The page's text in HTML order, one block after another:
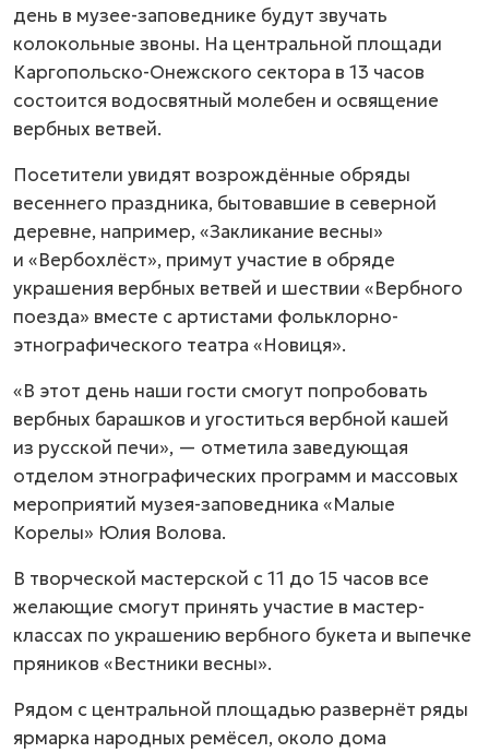
день в музее-заповеднике будут звучать
колокольные звоны. На центральной площади
Каргопольско-Онежского сектора в 13 часов
состоится водосвятный молебен и освящение
вербных ветвей.
Посетители увидят возрождённые обряды
весеннего праздника, бытовавшие в северной
деревне, например, «Закликание весны»
и «Вербохлёст», примут участие в обряде
украшения вербных ветвей и шествии «Вербного
поезда» вместе с артистами фольклорно-
этнографического театра «Новиця».
«В этот день наши гости смогут попробовать
вербных барашков и угоститься вербной кашей
из русской печи», — отметила заведующая
отделом этнографических программ и массовых
мероприятий музея-заповедника «Малые
Корелы» Юлия Волова.
В творческой мастерской с 11 до 15 часов все
желающие смогут принять участие в мастер-
классах по украшению вербного букета и выпечке
пряников «Вестники весны».
Рядом с центральной площадью развернёт ряды
ярмарка народных ремёсел, около дома